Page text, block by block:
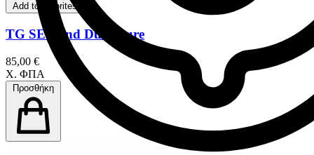
Add to favorites
TG SE Bond Dual Cure
85,00 €
Χ. ΦΠΑ
Προσθήκη